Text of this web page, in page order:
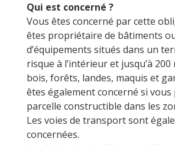
Qui est concerné ?
Vous êtes concerné par cette
êtes propriétaire de bâtiments
d’équipements situés dans un
risque à l’intérieur et jusqu’à 200
bois, forêts, landes, maquis et
êtes également concerné si vous
parcelle constructible dans les
Les voies de transport sont
concernées.